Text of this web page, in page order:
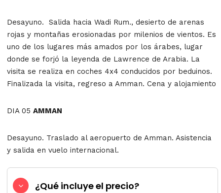
Desayuno. Salida hacia Wadi Rum., desierto de arenas
rojas y montañas erosionadas por milenios de vientos. Es
uno de los lugares más amados por los árabes, lugar
donde se forjó la leyenda de Lawrence de Arabia. La
visita se realiza en coches 4x4 conducidos por beduinos.
Finalizada la visita, regreso a Amman. Cena y alojamiento
DIA 05 AMMAN
Desayuno. Traslado al aeropuerto de Amman. Asistencia
y salida en vuelo internacional.
¿Qué incluye el precio?